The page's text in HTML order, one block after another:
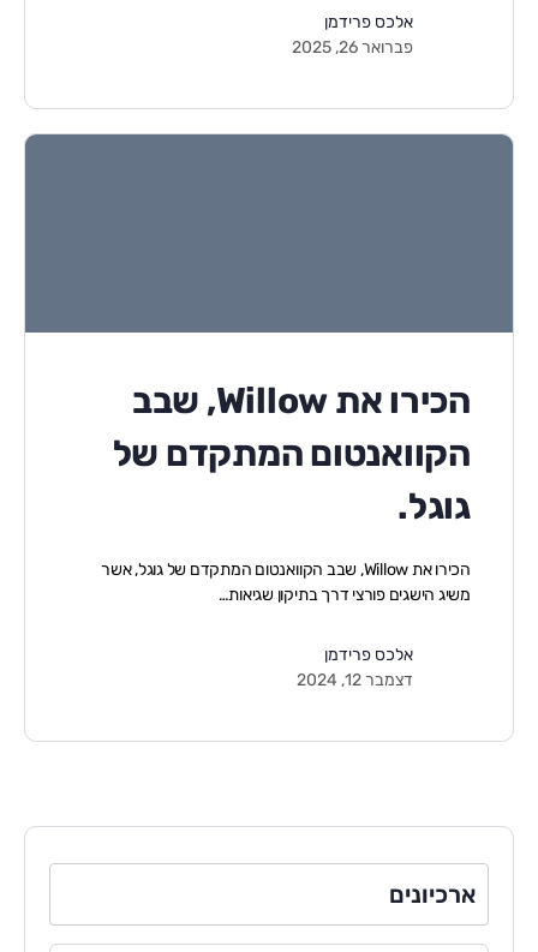
אלכס פרידמן
פברואר 26, 2025
הכירו את Willow, שבב
הקוואנטום המתקדם של
גוגל.
הכירו את Willow, שבב הקוואנטום המתקדם של גוגל, אשר
משיג הישגים פורצי דרך בתיקון שגיאות…
אלכס פרידמן
דצמבר 12, 2024
ארכיונים